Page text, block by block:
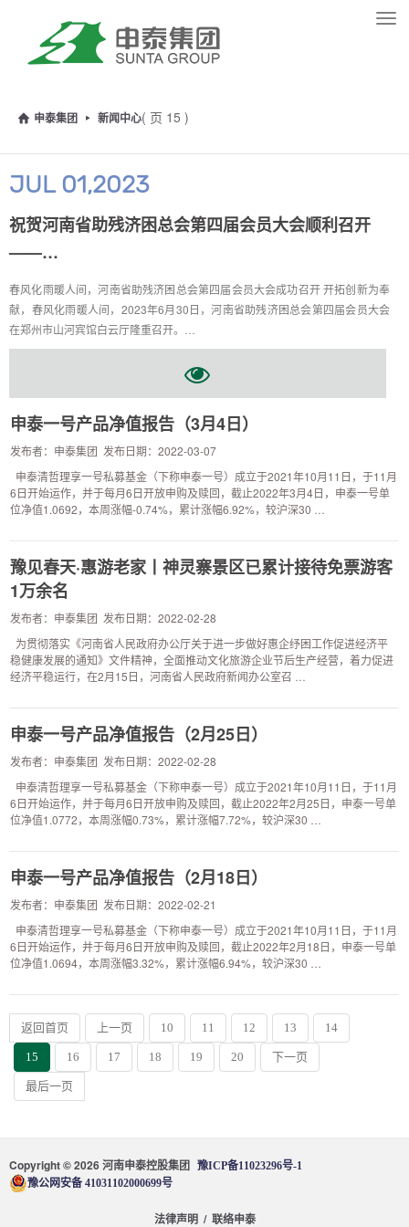
申泰集团 新闻中心( 页 15 )
JUL 01,2023
祝贺河南省助残济困总会第四届会员大会顺利召开
——…
春风化雨暖人间，河南省助残济困总会第四届会员大会成功召开 开拓创新为奉
献，春风化雨暖人间，2023年6月30日，河南省助残济困总会第四届会员大会
在郑州市山河宾馆白云厅隆重召开。…
申泰一号产品净值报告（3月4日）
发布者：申泰集团 发布日期：2022-03-07
申泰清哲理享一号私募基金（下称申泰一号）成立于2021年10月11日，于11月
6日开始运作，并于每月6日开放申购及赎回，截止2022年3月4日，申泰一号单
位净值1.0692，本周涨幅-0.74%，累计涨幅6.92%，较沪深30 …
豫见春天·惠游老家丨神灵寨景区已累计接待免票游客
1万余名
发布者：申泰集团 发布日期：2022-02-28
为贯彻落实《河南省人民政府办公厅关于进一步做好惠企纾困工作促进经济平
稳健康发展的通知》文件精神，全面推动文化旅游企业节后生产经营，着力促进
经济平稳运行，在2月15日，河南省人民政府新闻办公室召 …
申泰一号产品净值报告（2月25日）
发布者：申泰集团 发布日期：2022-02-28
申泰清哲理享一号私募基金（下称申泰一号）成立于2021年10月11日，于11月
6日开始运作，并于每月6日开放申购及赎回，截止2022年2月25日，申泰一号单
位净值1.0772，本周涨幅0.73%，累计涨幅7.72%，较沪深30 …
申泰一号产品净值报告（2月18日）
发布者：申泰集团 发布日期：2022-02-21
申泰清哲理享一号私募基金（下称申泰一号）成立于2021年10月11日，于11月
6日开始运作，并于每月6日开放申购及赎回，截止2022年2月18日，申泰一号单
位净值1.0694，本周涨幅3.32%，累计涨幅6.94%，较沪深30 …
返回首页 上一页 10 11 12 13 14
15 16 17 18 19 20 下一页
最后一页
Copyright © 2026 河南申泰控股集团 豫ICP备11023296号-1
豫公网安备 41031102000699号
法律声明 / 联络申泰